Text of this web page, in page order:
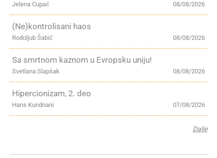
08/08/2026
Jelena Cupać
(Ne)kontrolisani haos
08/08/2026
Rodoljub Šabić
Sa smrtnom kaznom u Evropsku uniju!
08/08/2026
Svetlana Slapšak
Hipercionizam, 2. deo
07/08/2026
Hans Kundnani
Dalje